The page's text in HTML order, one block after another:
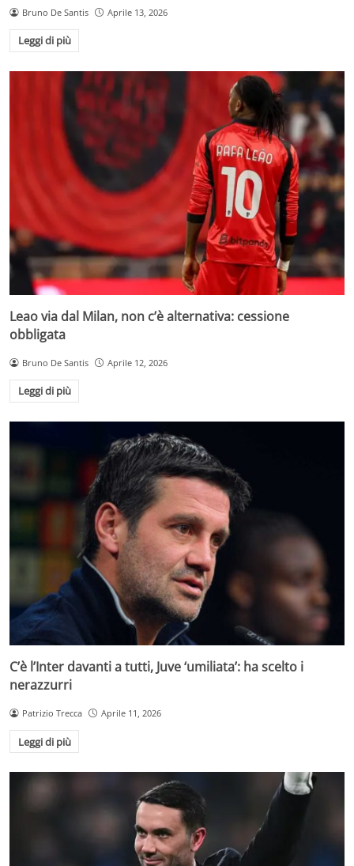
Bruno De Santis Aprile 13, 2026
Leggi di più
Leao via dal Milan, non c’è alternativa: cessione
obbligata
Bruno De Santis Aprile 12, 2026
Leggi di più
C’è l’Inter davanti a tutti, Juve ‘umiliata’: ha scelto i
nerazzurri
Patrizio Trecca Aprile 11, 2026
Leggi di più